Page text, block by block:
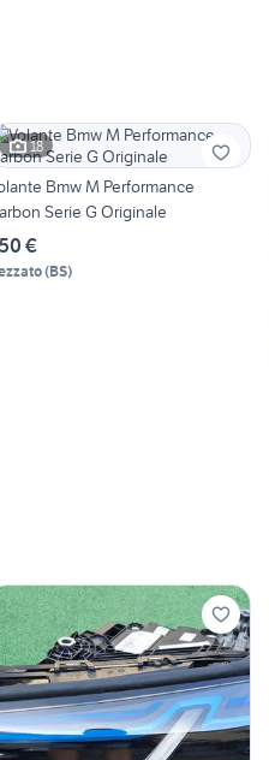
18
Bmw M Performance
Serie G Originale
€
(BS)